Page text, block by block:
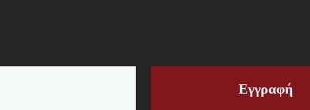
Εγγραφή